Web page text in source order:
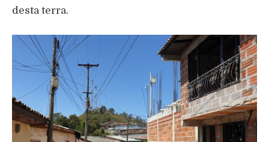
desta terra.